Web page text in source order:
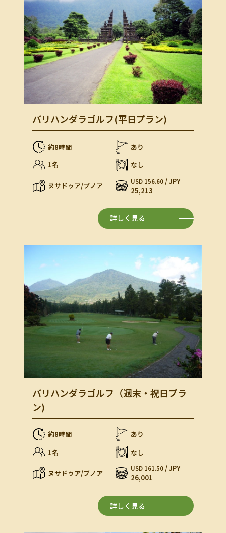
バリハンダラゴルフ(平日プラン)
約8時間
あり
1名
なし
ヌサドゥア/ブノア USD 156.60 / JPY
25,213
詳しく見る
バリハンダラゴルフ（週末・祝日プラ
ン)
約8時間
あり
1名
なし
ヌサドゥア/ブノア USD 161.50 / JPY
26,001
詳しく見る